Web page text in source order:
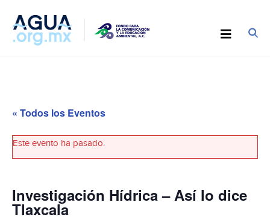
« Todos los Eventos
Este evento ha pasado.
Investigación Hídrica – Así lo dice
Tlaxcala